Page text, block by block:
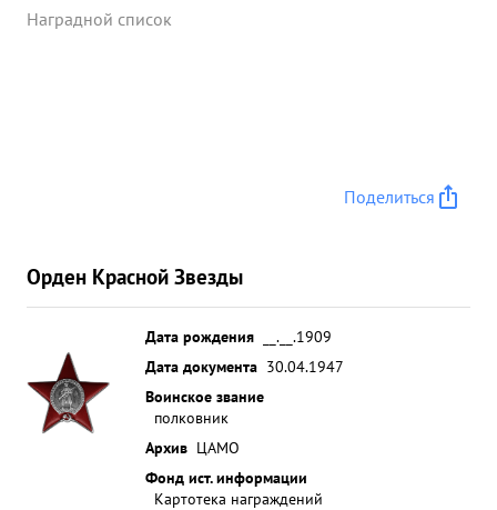
Наградной список
Поделиться
Орден Красной Звезды
Дата рождения
__.__.1909
Дата документа 30.04.1947
Воинское звание
полковник
Архив ЦАМО
Фонд ист. информации
Картотека награждений